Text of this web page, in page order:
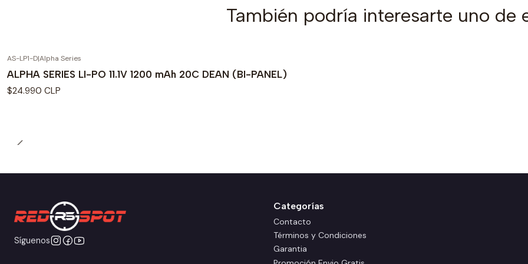
También podría interesarte uno de
AS-LP1-D|Alpha Series
ALPHA SERIES LI-PO 11.1V 1200 mAh 20C DEAN (BI-PANEL)
$24.990 CLP
Síguenos
Categorías
Contacto
Términos y Condiciones
Garantia